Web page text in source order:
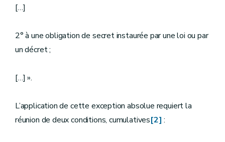
[…]
2° à une obligation de secret instaurée par une loi ou par
un décret ;
[…] ».
L’application de cette exception absolue requiert la
réunion de deux conditions, cumulatives[2] :